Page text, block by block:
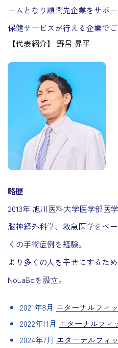
ームとなり顧問先企業をサポ
保健サービスが行える企業でご
【代表紹介】 野呂 昇平
略歴
2013年 旭川医科大学医学部医
脳神経外科学、救急医学をベ
くの手術症例を経験。
より多くの人を幸せにするた
NoLaBoを設立。
2021年8月 エターナルフィ
2022年11月 エターナルフィ
2024年7月 エターナルフィ